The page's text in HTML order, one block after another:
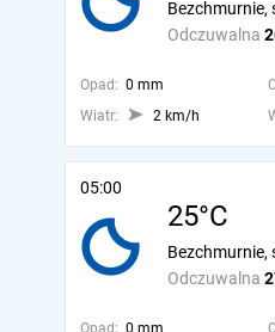
Odczuwalna
Bezchmurnie,
Opad: 0 mm
Wiatr:
2 km/h
05:00
25°C
Odczuwalna
Bezchmurnie,
Opad: 0 mm